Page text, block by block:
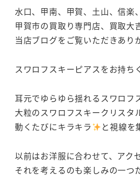
水口、甲南、甲賀、土山、信
甲賀市の買取り専門店、買取
当店ブログをご覧いただきあり
スワロフスキーピアスをお持ち
耳元でゆらゆら揺れるスワロフ
大粒のスワロフスキークリスタ
動くたびにキラキラ
と視線
以前はお洋服に合わせて、アク
それを考えるのも楽しみの一つ